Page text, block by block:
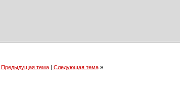
Предыдущая тема| Следующая тема »